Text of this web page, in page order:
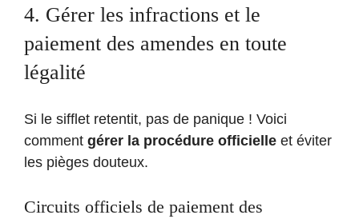
4. Gérer les infractions et le
paiement des amendes en toute
légalité
Si le sifflet retentit, pas de panique ! Voici
comment gérer la procédure officielle et éviter
les pièges douteux.
Circuits officiels de paiement des